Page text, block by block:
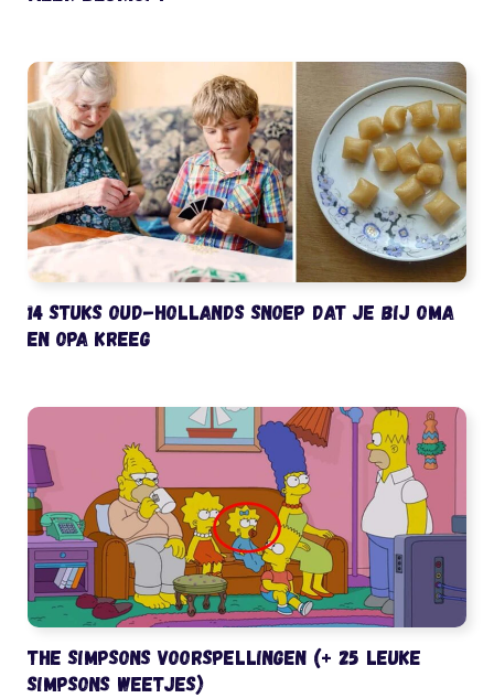
14 stuks oud-Hollands snoep dat je bij oma
en opa kreeg
The Simpsons voorspellingen (+ 25 leuke
Simpsons weetjes)